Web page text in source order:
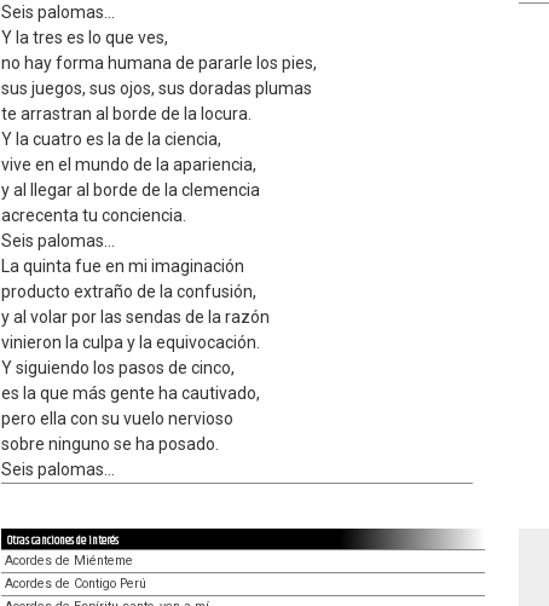
Seis palomas...
Y la tres es lo que ves,
no hay forma humana de pararle los pies,
sus juegos, sus ojos, sus doradas plumas
te arrastran al borde de la locura.
Y la cuatro es la de la ciencia,
vive en el mundo de la apariencia,
y al llegar al borde de la clemencia
acrecenta tu conciencia.
Seis palomas...
La quinta fue en mi imaginación
producto extraño de la confusión,
y al volar por las sendas de la razón
vinieron la culpa y la equivocación.
Y siguiendo los pasos de cinco,
es la que más gente ha cautivado,
pero ella con su vuelo nervioso
sobre ninguno se ha posado.
Seis palomas...
Otras canciones de interés
Acordes de Miénteme
Acordes de Contigo Perú